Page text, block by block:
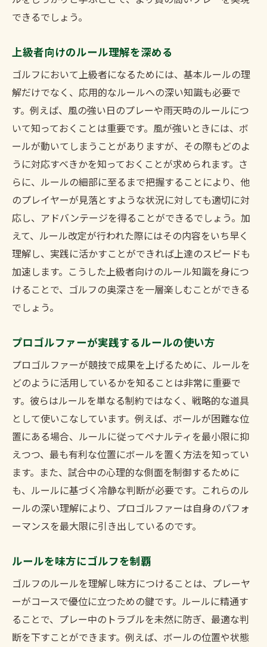
できるでしょう。
上級者向けのルール理解を深める
ゴルフにおいて上級者になるためには、基本ルールの理
解だけでなく、応用的なルールへの深い知識も必要で
す。例えば、風の強い日のプレーや雨天時のルールにつ
いて知っておくことは重要です。風が強いときには、ボ
ールが動いてしまうことがありますが、その際もどのよ
うに対応すべきかを知っておくことが求められます。さ
らに、ルールの細部に至るまで把握することにより、他
のプレイヤーが見落とすような状況に対しても適切に対
応し、アドバンテージを得ることができるでしょう。加
えて、ルール改定が行われた際にはその内容をいち早く
理解し、実践に活かすことができれば上達のスピードも
加速します。こうした上級者向けのルール知識を身につ
けることで、ゴルフの奥深さを一層楽しむことができる
でしょう。
プロゴルファーが実践するルールの使い方
プロゴルファーが競技で成果を上げるために、ルールを
どのように活用しているかを知ることは非常に重要で
す。彼らはルールを単なる制約ではなく、戦略的な道具
として使いこなしています。例えば、ボールが困難な位
置にある場合、ルールに従ってペナルティを最小限に抑
えつつ、最も有利な位置にボールを置く方法を知ってい
ます。また、試合中の心理的な側面を制御するために
も、ルールに基づく冷静な判断が必要です。これらのル
ールの深い理解により、プロゴルファーは自身のパフォ
ーマンスを最大限に引き出しているのです。
ルールを味方にゴルフを制覇
ゴルフのルールを理解し味方につけることは、プレーヤ
ーがコースで優位に立つための鍵です。ルールに精通す
ることで、プレー中のトラブルを未然に防ぎ、最適な判
断を下すことができます。例えば、ボールの位置や状態